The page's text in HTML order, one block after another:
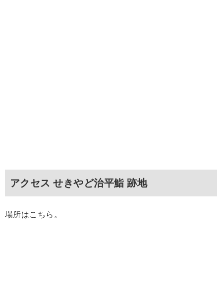
アクセス せきやど治平鮨 跡地
場所はこちら。